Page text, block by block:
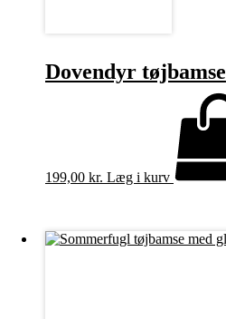
Dovendyr tøjbamse
199,00 kr. Læg i kurv